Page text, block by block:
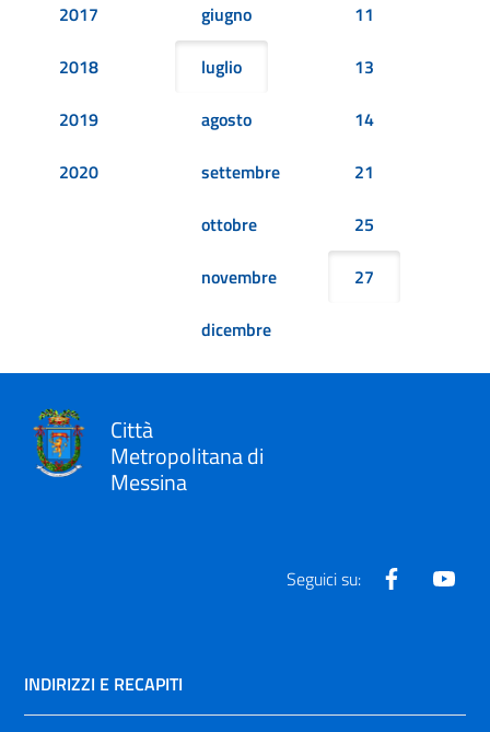
2017
2018
2019
2020
giugno
luglio
agosto
settembre
ottobre
novembre
dicembre
11
13
14
21
25
27
Città
Metropolitana di
Messina
Seguici su: Facebook
INDIRIZZI E RECAPITI